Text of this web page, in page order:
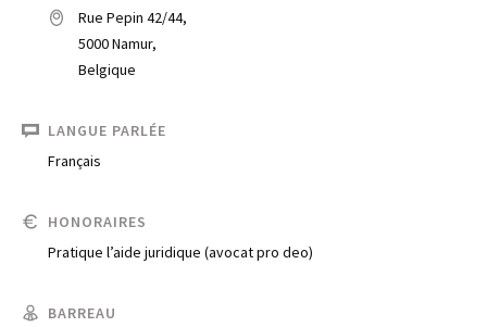
Blog
Rue Pepin 42/44,
5000 Namur,
Belgique
LANGUE PARLÉE
Français
HONORAIRES
Pratique l’aide juridique (avocat pro deo)
BARREAU